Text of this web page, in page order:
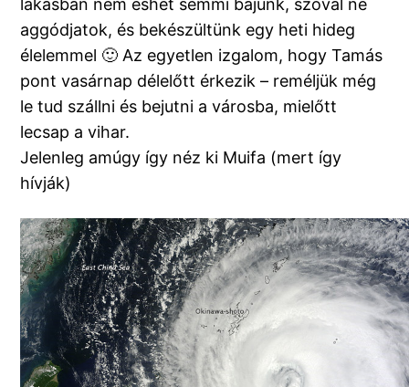
lakásban nem eshet semmi bajunk, szóval ne
aggódjatok, és bekészültünk egy heti hideg
élelemmel 🙂 Az egyetlen izgalom, hogy Tamás
pont vasárnap délelőtt érkezik – reméljük még
le tud szállni és bejutni a városba, mielőtt
lecsap a vihar.
Jelenleg amúgy így néz ki Muifa (mert így
hívják)